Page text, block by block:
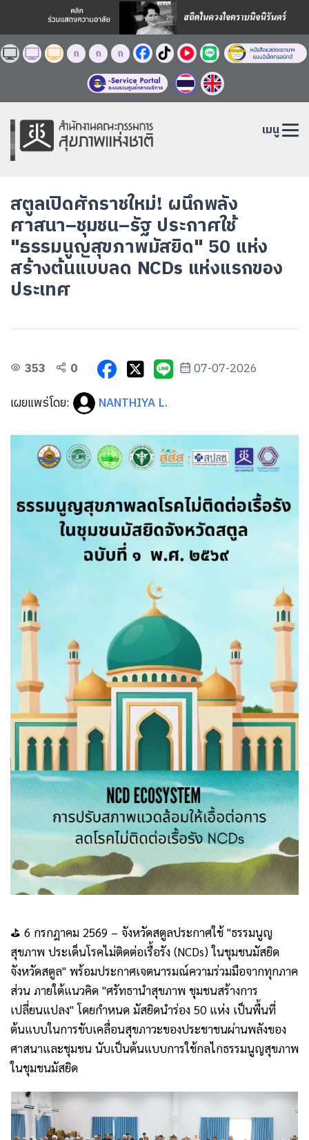
ก ก ก
เมนู
สตูลเปิดศักราชใหม่! ผนึกพลัง
ศาสนา–ชุมชน–รัฐ ประกาศใช้
"ธรรมนูญสุขภาพมัสยิด" 50 แห่ง
สร้างต้นแบบลด NCDs แห่งแรกของ
ประเทศ
353 0
07-07-2026
เผยแพร่โดย:
NANTHIYA L.
⛳️ 6 กรกฎาคม 2569 – จังหวัดสตูลประกาศใช้ "ธรรมนูญ
สุขภาพ ประเด็นโรคไม่ติดต่อเรื้อรัง (NCDs) ในชุมชนมัสยิด
จังหวัดสตูล" พร้อมประกาศเจตนารมณ์ความร่วมมือจากทุกภาค
ส่วน ภายใต้แนวคิด "ศรัทธานำสุขภาพ ชุมชนสร้างการ
เปลี่ยนแปลง" โดยกำหนด มัสยิดนำร่อง 50 แห่ง เป็นพื้นที่
ต้นแบบในการขับเคลื่อนสุขภาวะของประชาชนผ่านพลังของ
ศาสนาและชุมชน นับเป็นต้นแบบการใช้กลไกธรรมนูญสุขภาพ
ในชุมชนมัสยิด